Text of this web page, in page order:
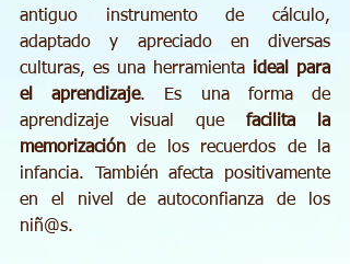
antiguo instrumento de cálculo,
adaptado y apreciado en diversas
culturas, es una herramienta ideal para
el aprendizaje. Es una forma de
aprendizaje visual que facilita la
memorización de los recuerdos de la
infancia. También afecta positivamente
en el nivel de autoconfianza de los
niñ@s.